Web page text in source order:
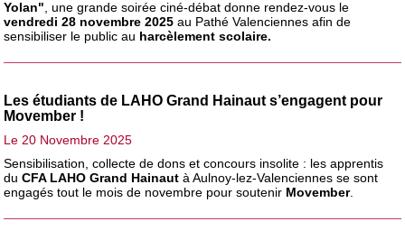
Yolan" , une grande soirée ciné-débat donne rendez-vous le
vendredi 28 novembre 2025 au Pathé Valenciennes afin de
sensibiliser le public au harcèlement scolaire.
Les étudiants de LAHO Grand Hainaut s’engagent pour
Movember !
Le 20 Novembre 2025
Sensibilisation, collecte de dons et concours insolite : les apprentis
duCFA LAHO Grand Hainaut à Aulnoy-lez-Valenciennes se sont
engagés tout le mois de novembre pour soutenir Movember.